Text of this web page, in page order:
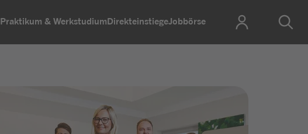
Praktikum & WerkstudiumDirekteinstiegeJobbörse